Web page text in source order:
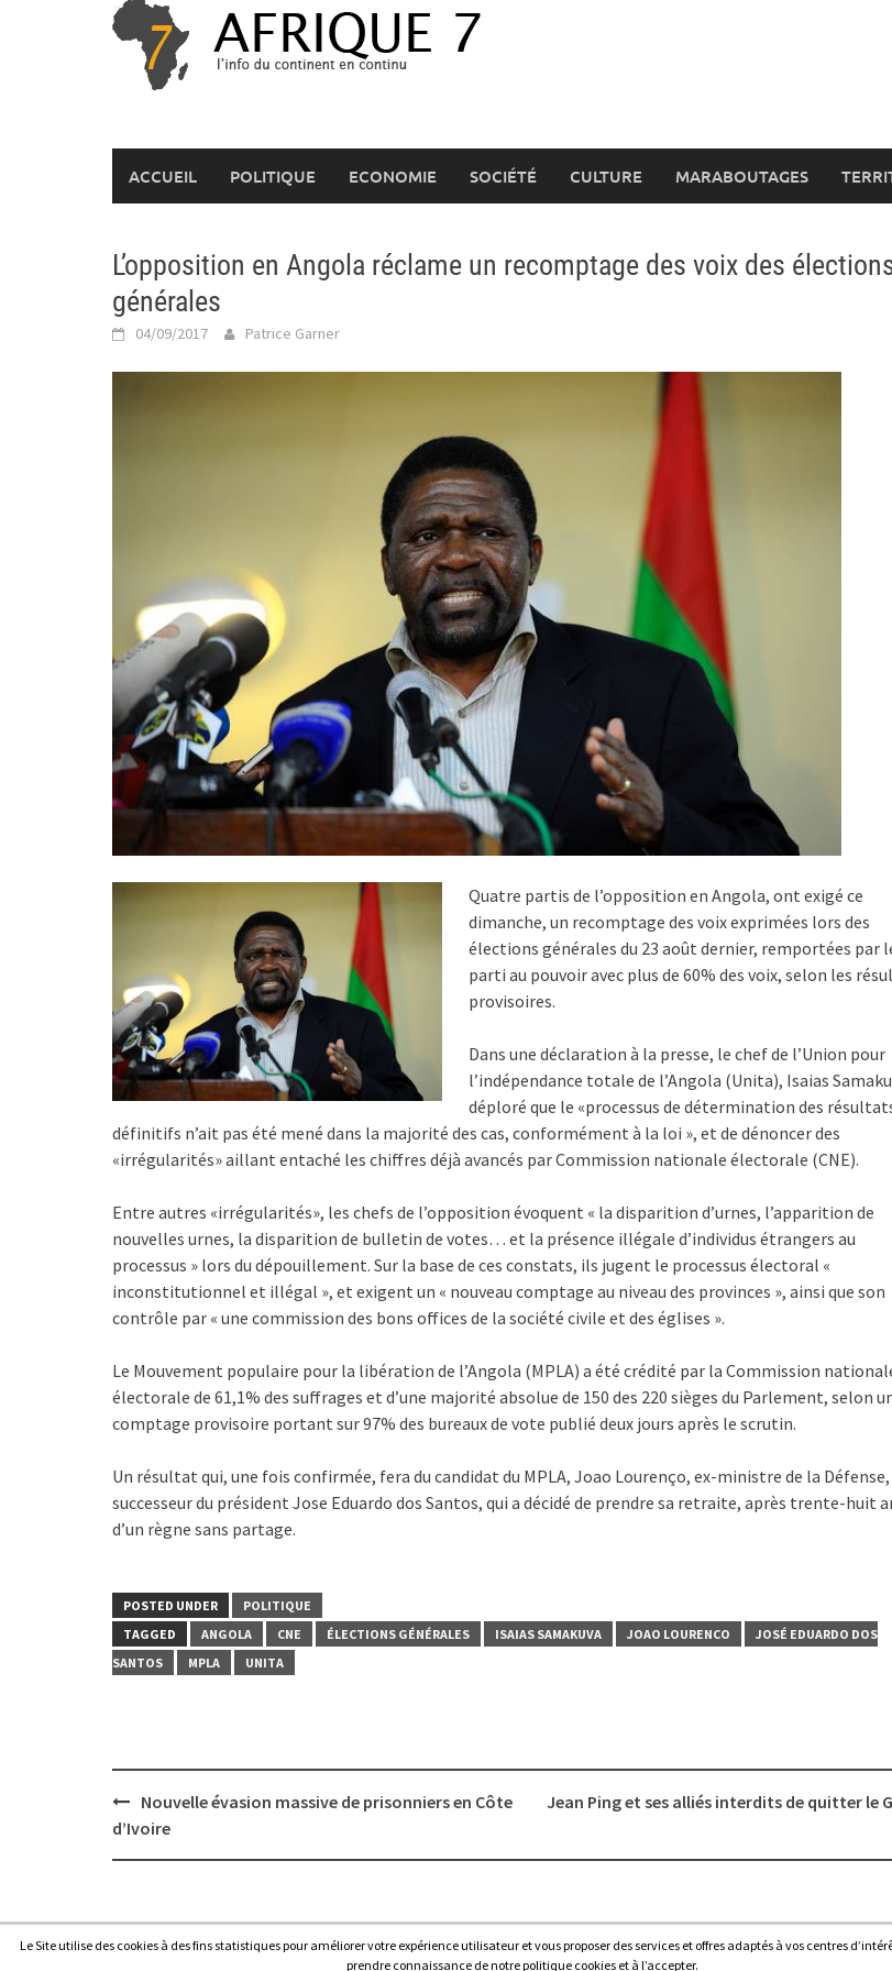
ACCUEIL POLITIQUE ECONOMIE SOCIÉTÉ CULTURE MARABOUTAGES
L’opposition en Angola réclame un recomptage des voix des
générales
04/09/2017 Patrice Garner
Quatre partis de l’opposition en Angola, ont exigé ce
dimanche, un recomptage des voix exprimées lors des
élections générales du 23 août dernier, remportées par
parti au pouvoir avec plus de 60% des voix, selon les
provisoires.
Dans une déclaration à la presse, le chef de l’Union pour
l’indépendance totale de l’Angola (Unita), Isaias
déploré que le «processus de détermination des
définitifs n’ait pas été mené dans la majorité des cas, conformément à la loi », et de dénoncer des
«irrégularités» aillant entaché les chiffres déjà avancés par Commission nationale électorale (CNE).
Entre autres «irrégularités», les chefs de l’opposition évoquent « la disparition d’urnes, l’apparition de
nouvelles urnes, la disparition de bulletin de votes… et la présence illégale d’individus étrangers au
processus » lors du dépouillement. Sur la base de ces constats, ils jugent le processus électoral «
inconstitutionnel et illégal », et exigent un « nouveau comptage au niveau des provinces », ainsi que son
contrôle par « une commission des bons offices de la société civile et des églises ».
Le Mouvement populaire pour la libération de l’Angola (MPLA) a été crédité par la Commission
électorale de 61,1% des suffrages et d’une majorité absolue de 150 des 220 sièges du Parlement, selon
comptage provisoire portant sur 97% des bureaux de vote publié deux jours après le scrutin.
Un résultat qui, une fois confirmée, fera du candidat du MPLA, Joao Lourenço, ex-ministre de la
successeur du président Jose Eduardo dos Santos, qui a décidé de prendre sa retraite, après trente-huit
d’un règne sans partage.
POSTED UNDER
POLITIQUE
TAGGED
ANGOLA CNE ÉLECTIONS GÉNÉRALES ISAIAS SAMAKUVA JOAO LOURENCO
JOSÉ EDUARDO DOS
SANTOS
MPLA UNITA
Post
navigation
Nouvelle évasion massive de prisonniers en Côte
d’Ivoire
Jean Ping et ses alliés interdits de quitter le
Afrique7, l’info du continent en continu.
Le Site utilise des cookies à des fins statistiques pour améliorer votre expérience utilisateur et vous proposer des services et offres adaptés à vos centres
prendre connaissance de notre politique cookies et à l’accepter.